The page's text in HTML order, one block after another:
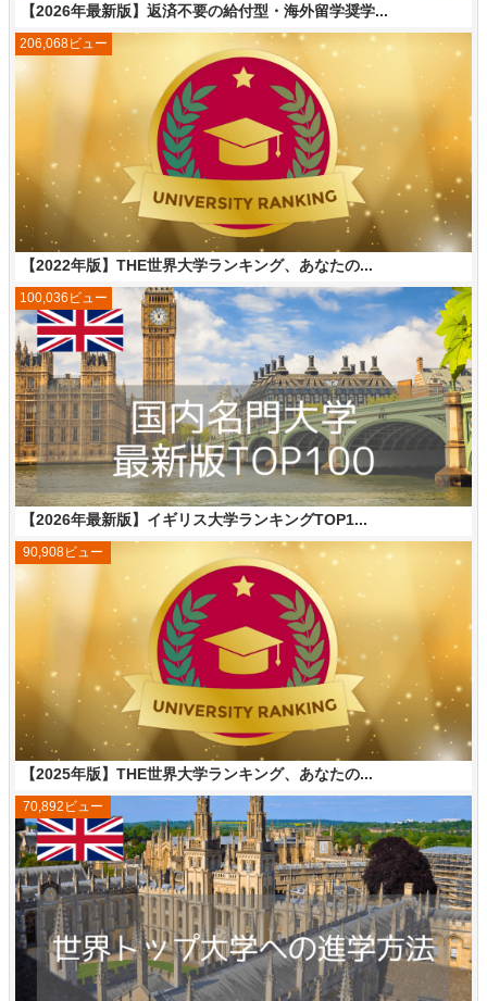
【2026年最新版】返済不要の給付型・海外留学奨学...
【2022年版】THE世界大学ランキング、あなたの...
206,068ビュー
【2026年最新版】イギリス大学ランキングTOP1...
100,036ビュー
【2025年版】THE世界大学ランキング、あなたの...
90,908ビュー
70,892ビュー